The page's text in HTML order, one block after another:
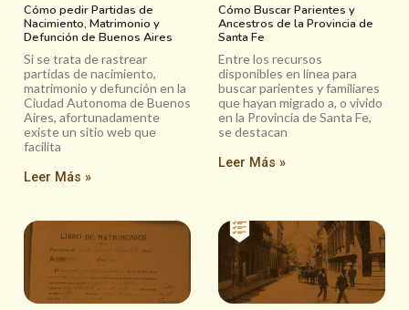
Cómo pedir Partidas de
Nacimiento, Matrimonio y
Defunción de Buenos Aires
Si se trata de rastrear
partidas de nacimiento,
matrimonio y defunción en la
Ciudad Autonoma de Buenos
Aires, afortunadamente
existe un sitio web que
facilita
Leer Más »
Cómo Buscar Parientes y
Ancestros de la Provincia de
Santa Fe
Entre los recursos
disponibles en línea para
buscar parientes y familiares
que hayan migrado a, o vivido
en la Provincia de Santa Fe,
se destacan
Leer Más »